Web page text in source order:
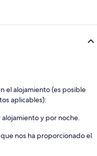
el alojamiento (es posible
aplicables):
alojamiento y por noche.
nos ha proporcionado el